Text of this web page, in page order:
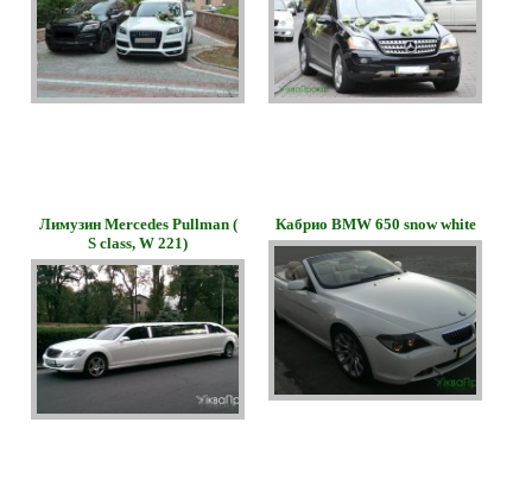
Лимузин Mercedes Pullman (
S class, W 221)
Кабрио BMW 650 snow white